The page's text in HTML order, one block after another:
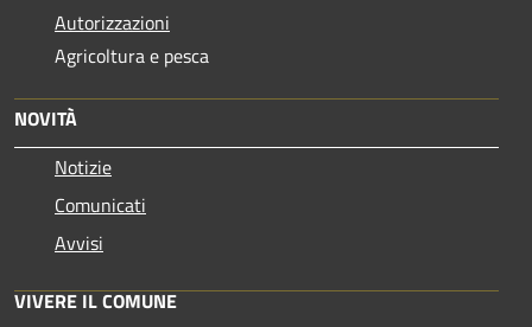
Autorizzazioni
Agricoltura e pesca
NOVITÀ
Notizie
Comunicati
Avvisi
VIVERE IL COMUNE